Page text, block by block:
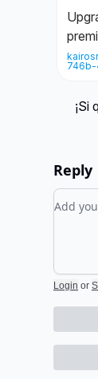
¡Si
Reply
Add
Login or